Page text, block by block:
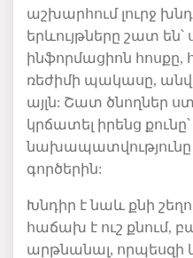
աշխարհում լուրջ
երևույթները շատ են՝
ինֆորմացիոն հոսքը,
ռեժիմի պակասը,
այլն: Շատ ծնողներ
կրճատել իրենց քունը՝
նախապատվությունը
գործերին:
Խնդիր է նաև քնի
հաճախ է ուշ քնում,
արթնանալ,